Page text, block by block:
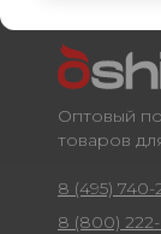
Оптовый
товаров
8 (495)
8 (800)